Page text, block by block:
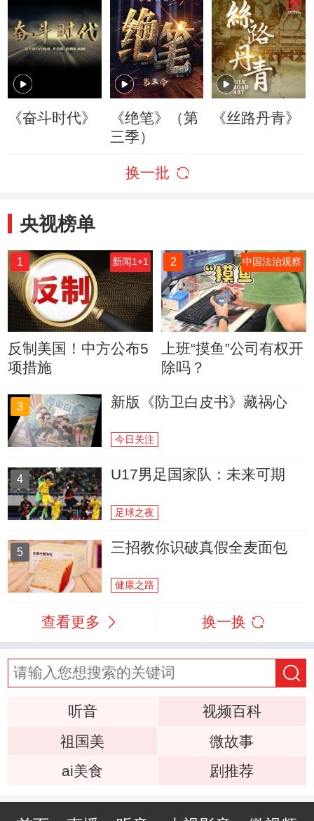
《奋斗时代》
《绝笔》（第
三季）
《丝路丹青》
换一批
央视榜单
1 新闻1+1
反制美国！中方公布5
项措施
2 中国法治观察
上班“摸鱼”公司有权开
除吗？
3 新版《防卫白皮书》藏祸心
今日关注
4 U17男足国家队：未来可期
足球之夜
5 三招教你识破真假全麦面包
健康之路
查看更多 换一换
听音
视频百科
祖国美
微故事
ai美食
剧推荐